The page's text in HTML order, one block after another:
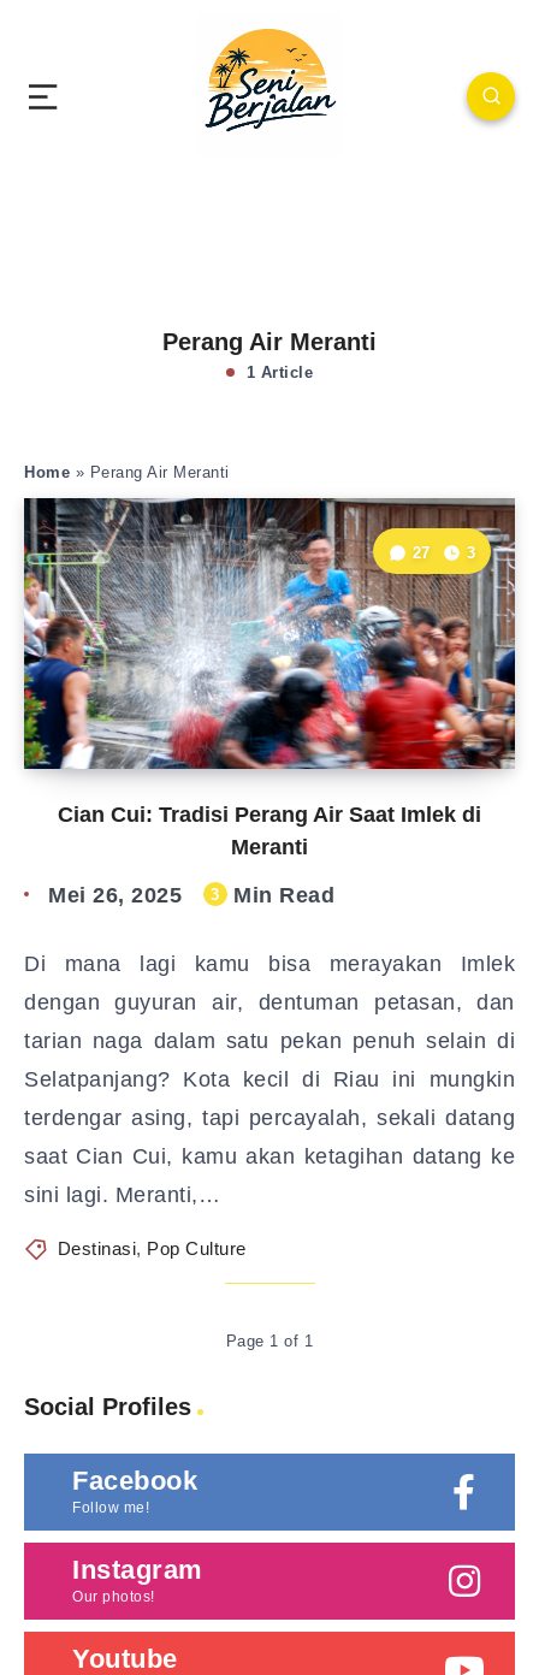
Perang Air Meranti
1 Article
Home » Perang Air Meranti
Cian Cui: Tradisi Perang Air Saat Imlek di
Meranti
27 3
Mei 26, 2025 3 Min Read
Di mana lagi kamu bisa merayakan Imlek
dengan guyuran air, dentuman petasan, dan
tarian naga dalam satu pekan penuh selain di
Selatpanjang? Kota kecil di Riau ini mungkin
terdengar asing, tapi percayalah, sekali datang
saat Cian Cui, kamu akan ketagihan datang ke
sini lagi. Meranti,…
Destinasi, Pop Culture
Page 1 of 1
Social Profiles
Facebook
Follow me!
Instagram
Our photos!
Youtube